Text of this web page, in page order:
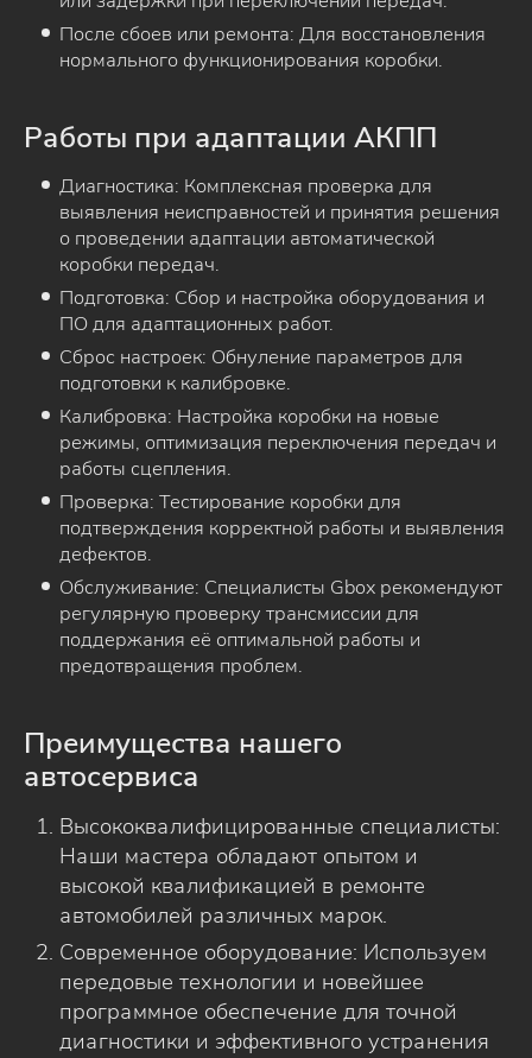
После сбоев или ремонта: Для восстановления
нормального функционирования коробки.
Работы при адаптации АКПП
Диагностика: Комплексная проверка для
выявления неисправностей и принятия решения
о проведении адаптации автоматической
коробки передач.
Подготовка: Сбор и настройка оборудования и
ПО для адаптационных работ.
Сброс настроек: Обнуление параметров для
подготовки к калибровке.
Калибровка: Настройка коробки на новые
режимы, оптимизация переключения передач и
работы сцепления.
Проверка: Тестирование коробки для
подтверждения корректной работы и выявления
дефектов.
Обслуживание: Специалисты Gbox рекомендуют
регулярную проверку трансмиссии для
поддержания её оптимальной работы и
предотвращения проблем.
Преимущества нашего
автосервиса
Высококвалифицированные специалисты:
Наши мастера обладают опытом и
высокой квалификацией в ремонте
автомобилей различных марок.
Современное оборудование: Используем
передовые технологии и новейшее
программное обеспечение для точной
диагностики и эффективного устранения